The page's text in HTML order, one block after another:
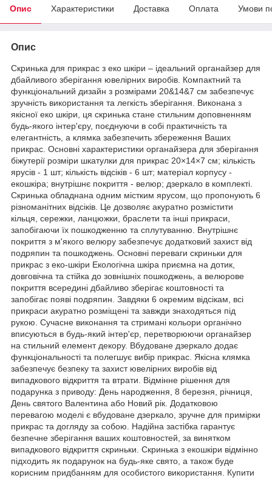
Опис Характеристики Доставка Оплата Умови
Опис
Скринька для прикрас з еко шкіри – ідеальний органайзер для
дбайливого зберігання ювелірних виробів. Компактний та
функціональний дизайн з розмірами 20&14&7 см забезпечує
зручність використання та легкість зберігання. Виконана з
якісної еко шкіри, ця скринька стане стильним доповненням
будь-якого інтер'єру, поєднуючи в собі практичність та
елегантність, а клямка забезпечить збереження Ваших
прикрас. Основні характеристики органайзера для зберігання
біжутерії розміри шкатулки для прикрас 20×14×7 см; кількість
ярусів - 1 шт; кількість відсіків - 6 шт; матеріал корпусу -
екошкіра; внутрішнє покриття - велюр; дзеркало в комплекті.
Скринька обладнана одним містким ярусом, що пропонують 6
різноманітних відсіків. Це дозволяє акуратно розмістити
кільця, сережки, ланцюжки, браслети та інші прикраси,
запобігаючи їх пошкодженню та сплутуванню. Внутрішнє
покриття з м'якого велюру забезпечує додатковий захист від
подряпин та пошкоджень. Основні переваги скриньки для
прикрас з еко-шкіри Екологічна шкіра приємна на дотик,
довговічна та стійка до зовнішніх пошкоджень, а велюрове
покриття всередині дбайливо зберігає коштовності та
запобігає появі подряпин. Завдяки 6 окремим відсікам, всі
прикраси акуратно розміщені та завжди знаходяться під
рукою. Сучасне виконання та стримані кольори органічно
вписуються в будь-який інтер'єр, перетворюючи органайзер
на стильний елемент декору. Вбудоване дзеркало додає
функціональності та полегшує вибір прикрас. Якісна клямка
забезпечує безпеку та захист ювелірних виробів від
випадкового відкриття та втрати. Відмінне рішення для
подарунка з приводу: День народження, 8 березня, річниця,
День святого Валентина або Новий рік. Додатковою
перевагою моделі є вбудоване дзеркало, зручне для примірки
прикрас та догляду за собою. Надійна застібка гарантує
безпечне зберігання ваших коштовностей, за винятком
випадкового відкриття скриньки. Скринька з екошкіри відмінно
підходить як подарунок на будь-яке свято, а також буде
корисним придбанням для особистого використання. Купити